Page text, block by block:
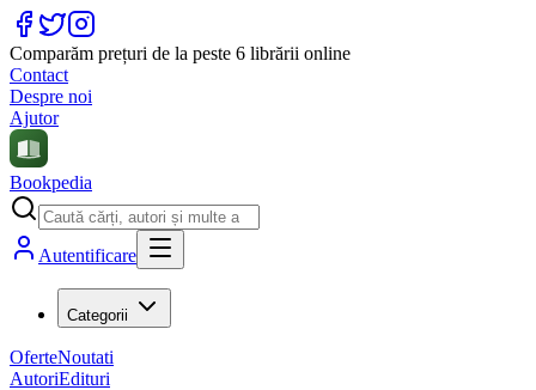
Comparăm prețuri de la peste 6 librării online
Contact
Despre noi
Ajutor
Bookpedia
Autentificare
Categorii
OferteNoutati
AutoriEdituri